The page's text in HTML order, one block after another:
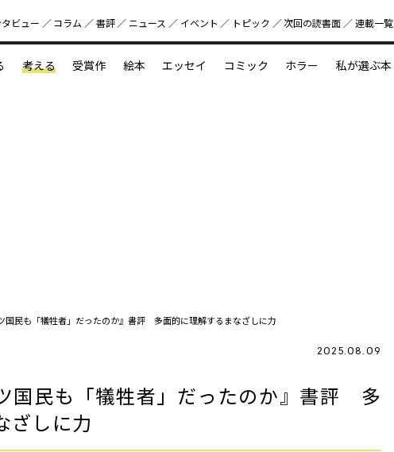
好書好日
ビュー コラム 書評 ニュース イベント トピック 次回の読書⾯ 連載一覧
考える 受賞作 絵本 エッセイ コミック ホラー 私が選ぶ本
国民も「犠牲者」だったのか』書評 多面的に理解するまなざしに力
2025.08.09
国民も「犠牲者」だったのか』書評 多
ざしに力